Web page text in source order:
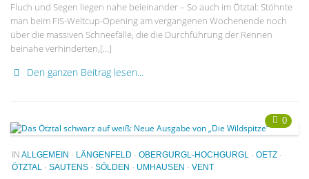
Fluch und Segen liegen nahe beieinander – So auch im Ötztal: Stöhnte
man beim FIS-Weltcup-Opening am vergangenen Wochenende noch
über die massiven Schneefälle, die die Durchführung der Rennen
beinahe verhinderten,[…]
Den ganzen Beitrag lesen...
0
IN ALLGEMEIN · LÄNGENFELD · OBERGURGL-HOCHGURGL · OETZ ·
ÖTZTAL · SAUTENS · SÖLDEN · UMHAUSEN · VENT